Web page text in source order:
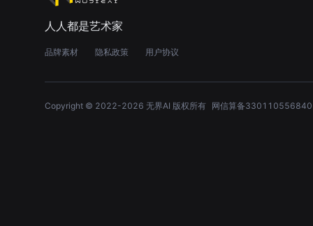
人人都是艺术家
品牌素材 隐私政策 用户协议
Copyright © 2022-2026 无界AI 版权所有 网信算备